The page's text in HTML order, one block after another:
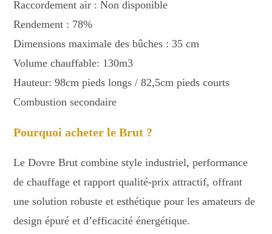
Raccordement air : Non disponible
Rendement : 78%
Dimensions maximale des bûches : 35 cm
Volume chauffable: 130m3
Hauteur: 98cm pieds longs / 82,5cm pieds courts
Combustion secondaire
Pourquoi acheter le Brut ?
Le Dovre Brut combine style industriel, performance
de chauffage et rapport qualité-prix attractif, offrant
une solution robuste et esthétique pour les amateurs de
design épuré et d’efficacité énergétique.